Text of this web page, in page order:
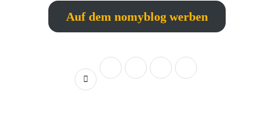
Auf dem nomyblog werben